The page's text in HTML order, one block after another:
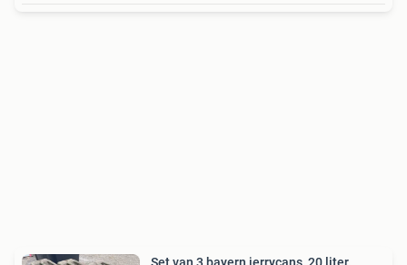
Set van 3 bayern jerrycans, 20 liter,